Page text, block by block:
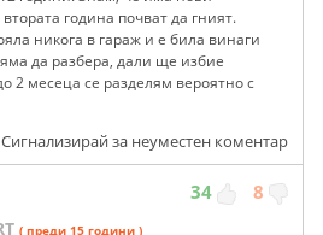
година почват да гният.
никога в гараж и е била винаги
да разбера, дали ще избие
2 месеца се разделям вероятно с
Сигнализирай за неуместен коментар
34 8
( преди 15 години )